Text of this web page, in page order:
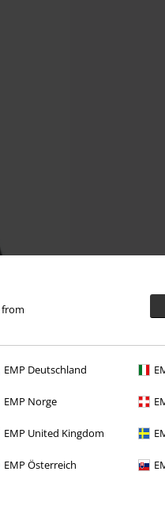
from
EMP Deutschland
EMP Norge
EMP United Kingdom
EMP Österreich